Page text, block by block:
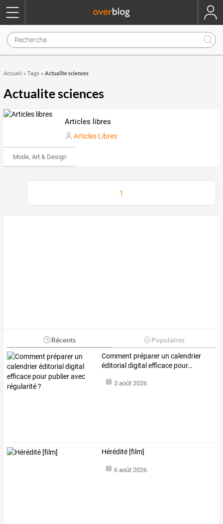
Accueil » Tags » Actualite sciences
Actualite sciences
Articles libres
Articles Libres
Mode, Art & Design
1
Récents Populaires
Comment préparer un calendrier
éditorial digital efficace pour…
3 août 2026
Hérédité [film]
6 août 2026